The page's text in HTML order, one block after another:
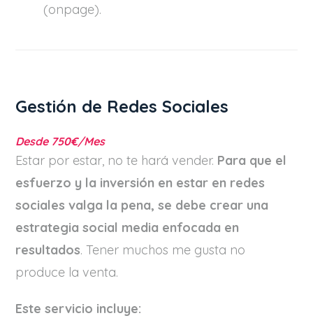
(onpage).
Gestión de Redes Sociales
Desde 750€/Mes
Estar por estar, no te hará vender. Para que el
esfuerzo y la inversión en estar en redes
sociales valga la pena, se debe crear una
estrategia social media enfocada en
resultados. Tener muchos me gusta no
produce la venta.
Este servicio incluye: